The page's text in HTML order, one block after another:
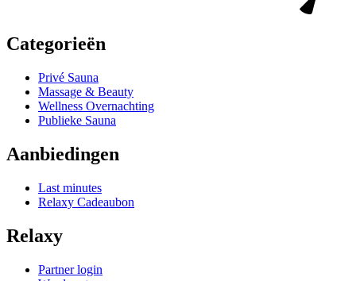
Categorieën
Privé Sauna
Massage & Beauty
Wellness Overnachting
Publieke Sauna
Aanbiedingen
Last minutes
Relaxy Cadeaubon
Relaxy
Partner login